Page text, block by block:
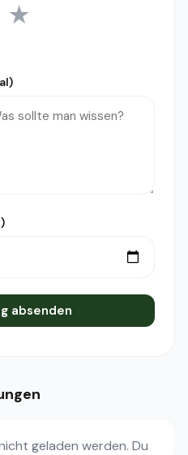
5 Sterne
★
absenden
geladen werden. Du